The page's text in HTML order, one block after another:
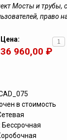
Мосты и трубы,
право
Цена:
36 960,00 ₽
в стоимость
Бессрочная